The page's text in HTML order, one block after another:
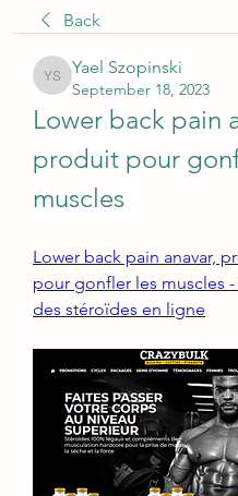
Back
Yael Szopinski
Yael Szopinski
September 18, 2023
Lower back pain
produit pour
muscles
Lower back pain anavar,
pour gonfler les muscles
des stéroïdes en ligne